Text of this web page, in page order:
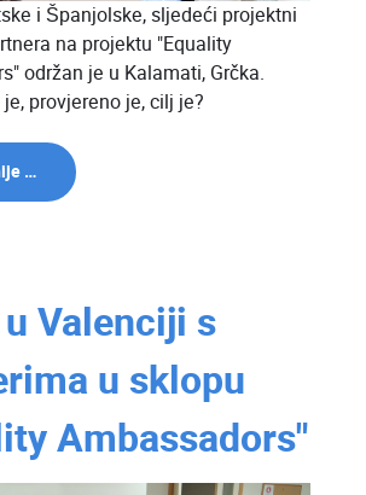
i Španjolske, sljedeći projektni
na projektu "Equality
održan je u Kalamati, Grčka.
provjereno je, cilj je?
…
u Valenciji s
u sklopu
Ambassadors"